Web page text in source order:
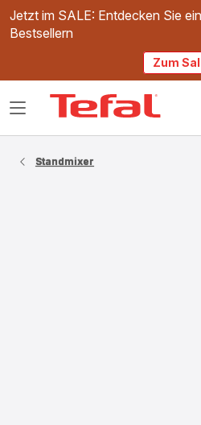
Jetzt im SALE: Entdecken Sie
Bestsellern
Zum
Das
Standmixer